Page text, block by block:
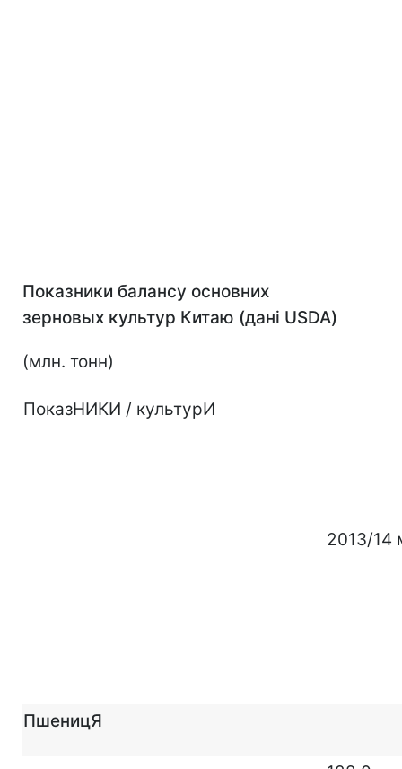
Показники балансу основних
зерновых культур Китаю (дані USDA)
(млн. тонн)
ПоказНИКИ / культурИ
2013/14
ПшеницЯ